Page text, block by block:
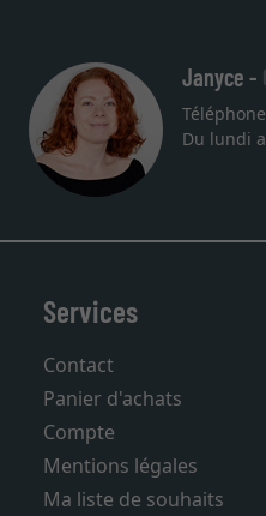
Janyce -
Du lundi
Services
Contact
Panier d'achats
Compte
Mentions légales
Ma liste de souhaits